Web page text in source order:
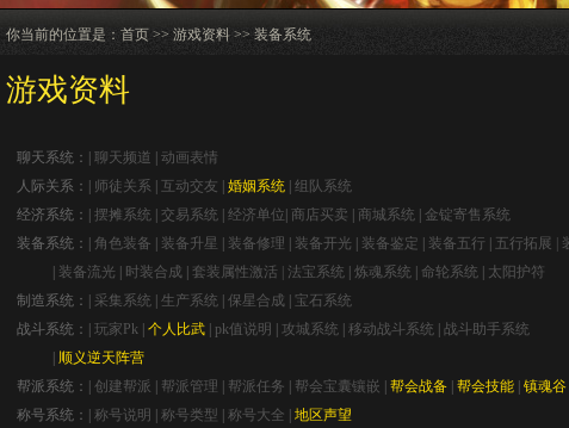
你当前的位置是： 首页 >> 游戏资料 >> 装备系统
游戏资料
聊天系统：| 聊天频道
动画表情
人际关系：|
师徒关系 互动交友 婚姻系统| 组队系统
经济系统：| 摆摊系统| 交易系统| 经济单位 商店买卖 商城系统| 金锭寄售系统
装备系统：| 角色装备 装备升星 装备修理 装备开光 装备鉴定 装备五行 五行拓展 |
装备流光 时装合成| 套装属性激活 | 法宝系统| 炼魂系统| 命轮系统|
太阳护符
制造系统：|
采集系统| 生产系统| 保星合成| 宝石系统
战斗系统：| 玩家Pk| 个人比武| pk值说明 攻城系统| 移动战斗系统| 战斗助手系统
顺义逆天阵营
帮派系统：| 创建帮派 帮派管理 帮派任务 帮会宝囊镶嵌 帮会战备| 帮会技能| 镇魂谷
称号系统：| 称号说明 称号类型 称号大全 地区声望